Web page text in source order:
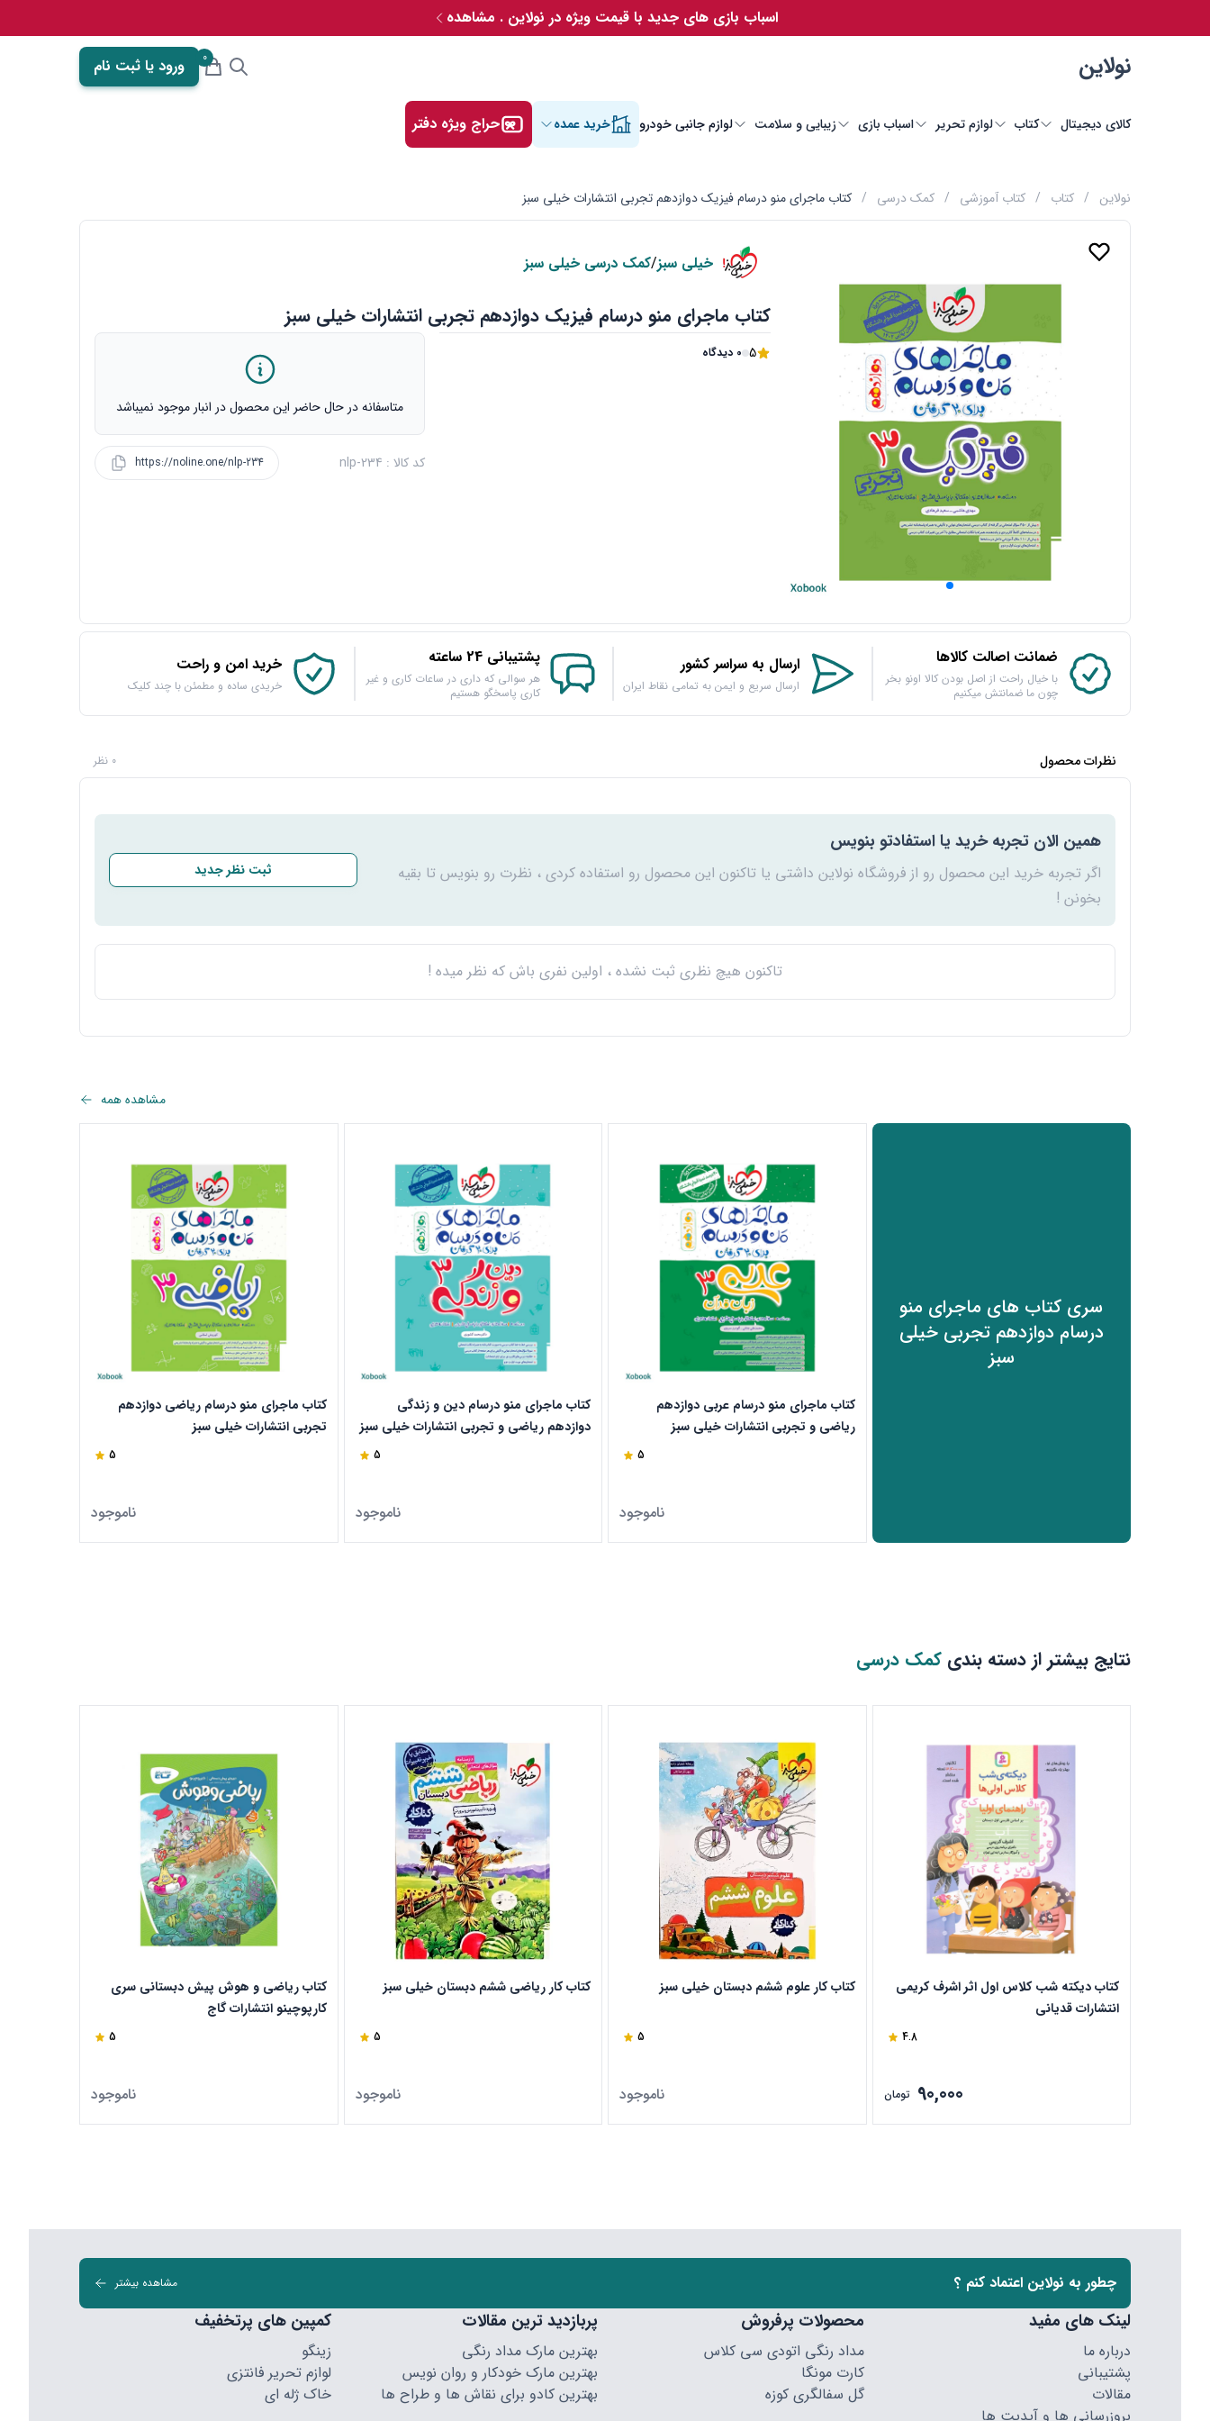
اسباب بازی های جدید با قیمت ویژه در نولاین . مشاهده
نولاین
کالای دیجیتال کتاب لوازم تحریر اسباب بازی زیبایی و سلامت لوازم جانبی خودرو خرید عمده حراج ویژه دفتر
0 ورود یا ثبت نام
نولاین / کتاب / کتاب آموزشی / کمک درسی / کتاب ماجرای منو درسام فیزیک دوازدهم تجربی انتشارات خیلی سبز
خیلی سبز/کمک درسی خیلی سبز
کتاب ماجرای منو درسام فیزیک دوازدهم تجربی انتشارات خیلی سبز
5 0 دیدگاه
متاسفانه در حال حاضر این محصول در انبار موجود نمیباشد
کد کالا : nlp-234 https://noline.one/nlp-234
ضمانت اصالت کالاها
با خیال راحت از اصل بودن کالا اونو بخر
چون ما ضمانتش میکنیم
ارسال به سراسر کشور
ارسال سریع و ایمن به تمامی نقاط ایران
پشتیبانی 24 ساعته
هر سوالی که داری در ساعات کاری و غیر
کاری پاسخگو هستیم
خرید امن و راحت
خریدی ساده و مطمئن با چند کلیک
نظرات محصول 0 نظر
همین الان تجربه خرید یا استفادتو بنویس
اگر تجربه خرید این محصول رو از فروشگاه نولاین داشتی یا تاکنون این محصول رو استفاده کردی ، نظرت رو بنویس تا بقیه
بخونن !
ثبت نظر جدید
تاکنون هیچ نظری ثبت نشده ، اولین نفری باش که نظر میده !
مشاهده همه
سری کتاب های ماجرای منو
درسام دوازدهم تجربی خیلی
سبز
کتاب ماجرای منو درسام عربی دوازدهم
ریاضی و تجربی انتشارات خیلی سبز
5
ناموجود
کتاب ماجرای منو درسام دین و زندگی
دوازدهم ریاضی و تجربی انتشارات خیلی سبز
5
ناموجود
کتاب ماجرای منو درسام ریاضی دوازدهم
تجربی انتشارات خیلی سبز
5
ناموجود
نتایج بیشتر از دسته بندی کمک درسی
کتاب دیکته شب کلاس اول اثر اشرف کریمی
انتشارات قدیانی
4.8
90,000 تومان
کتاب کار علوم ششم دبستان خیلی سبز
5
ناموجود
کتاب کار ریاضی ششم دبستان خیلی سبز
5
ناموجود
کتاب ریاضی و هوش پیش دبستانی سری
کارپوچینو انتشارات گاج
5
ناموجود
چطور به نولاین اعتماد کنم ؟ مشاهده بیشتر
لینک های مفید
درباره ما
پشتیبانی
مقالات
بروزرسانی ها و آپدیت ها
محصولات پرفروش
مداد رنگی اتودی سی کلاس
کارت مونگا
گل سفالگری کوزه
پربازدید ترین مقالات
بهترین مارک مداد رنگی
بهترین مارک خودکار و روان نویس
بهترین کادو برای نقاش ها و طراح ها
کمپین های پرتخفیف
زینگو
لوازم تحریر فانتزی
خاک ژله ای